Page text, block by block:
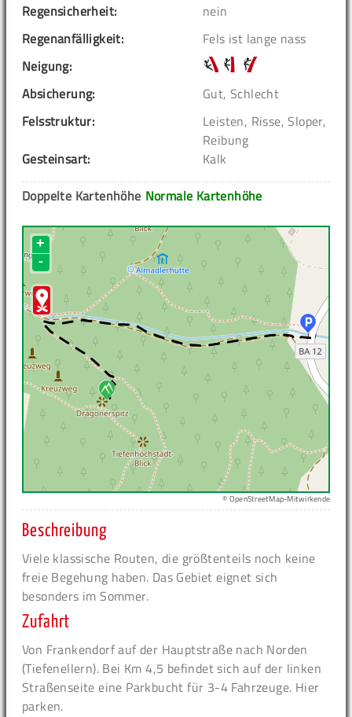
Regensicherheit:
nein
Regenanfälligkeit:
Fels ist lange nass
Neigung:
Absicherung:
Gut, Schlecht
Felsstruktur:
Leisten, Risse, Sloper,
Reibung
Gesteinsart:
Kalk
Normale Kartenhöhe
Doppelte Kartenhöhe
+
-
© OpenStreetMap-Mitwirkende
Beschreibung
Viele klassische Routen, die größtenteils noch keine
freie Begehung haben. Das Gebiet eignet sich
besonders im Sommer.
Zufahrt
Von Frankendorf auf der Hauptstraße nach Norden
(Tiefenellern). Bei Km 4,5 befindet sich auf der linken
Straßenseite eine Parkbucht für 3-4 Fahrzeuge. Hier
parken.